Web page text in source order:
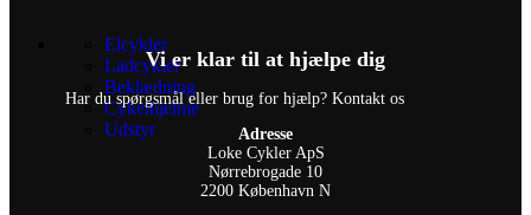
Elcykler
Ladcykler
Beklædning
Cykelhjelme
Udstyr
Vi er klar til at hjælpe dig
Har du spørgsmål eller brug for hjælp? Kontakt os
Adresse
Loke Cykler ApS
Nørrebrogade 10
2200 København N